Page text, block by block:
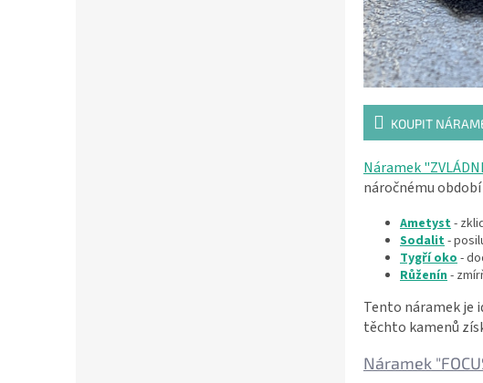
KOUPIT
Náramek
náročnému
Ametyst-
Sodalit-
Tygří oko -
Růženín -
Tento náramek je
těchto kamenů
Náramek